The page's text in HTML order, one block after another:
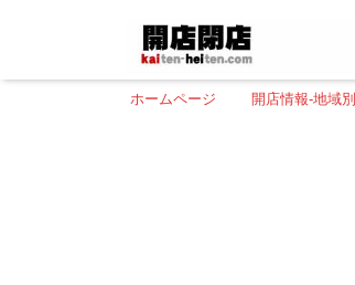
ホームページ 開店情報-地域別